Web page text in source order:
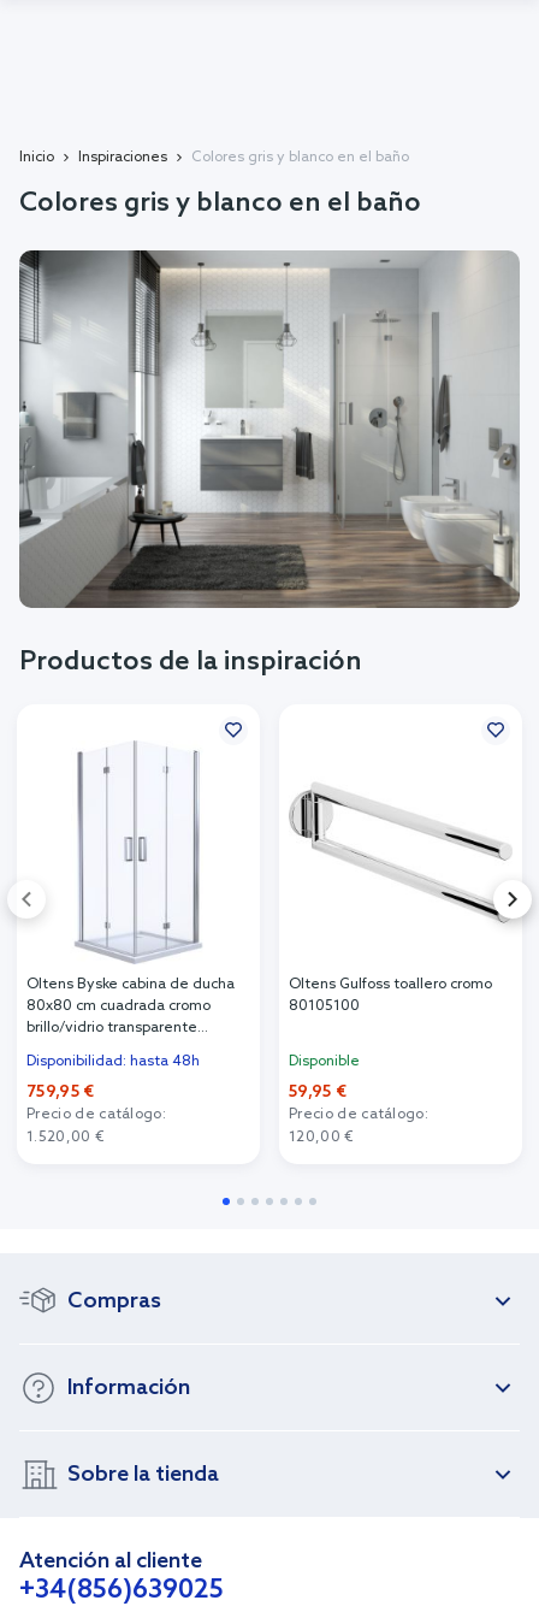
Inicio Inspiraciones Colores gris y blanco en el baño
Colores gris y blanco en el baño
Productos de la inspiración
Oltens Byske cabina de ducha
80x80 cm cuadrada cromo
brillo/vidrio transparente
Disponibilidad: hasta 48h
759,95 €
Precio de catálogo:
1.520,00 €
Oltens Gulfoss toallero cromo
80105100
Disponible
59,95 €
Precio de catálogo:
120,00 €
Compras
Información
Sobre la tienda
Atención al cliente
+34(856)639025